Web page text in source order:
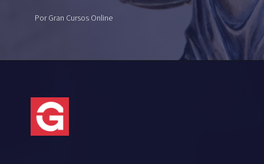
Por Gran Cursos Online